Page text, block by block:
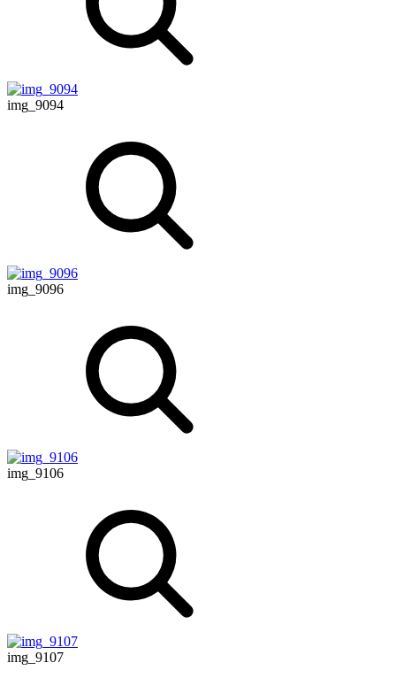
img_9094
img_9096
img_9106
img_9107